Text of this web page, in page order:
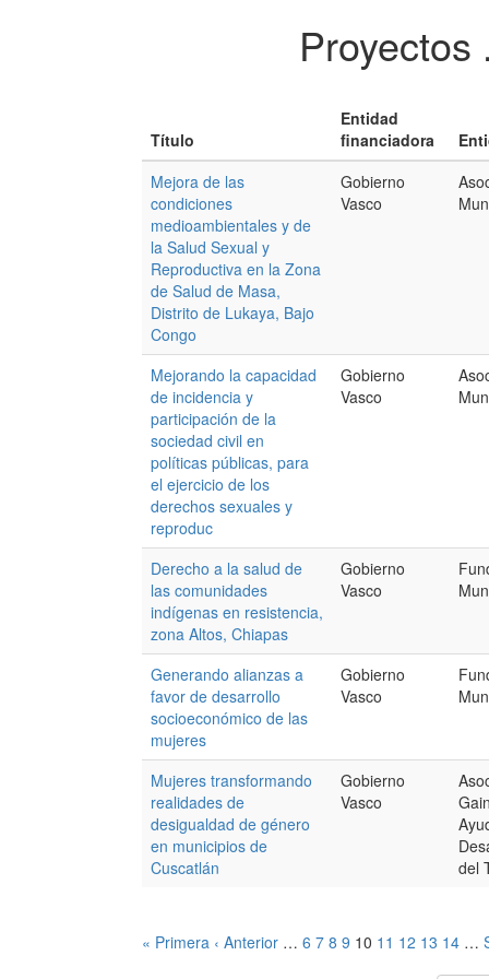
Título
Entidad
financiadora
Mejora de las
condiciones
medioambientales y de
la Salud Sexual y
Reproductiva en la Zona
de Salud de Masa,
Distrito de Lukaya, Bajo
Congo
Gobierno
Vasco
Mejorando la capacidad
de incidencia y
participación de la
sociedad civil en
políticas públicas, para
el ejercicio de los
derechos sexuales y
reproduc
Gobierno
Vasco
Derecho a la salud de
las comunidades
indígenas en resistencia,
zona Altos, Chiapas
Gobierno
Vasco
Generando alianzas a
favor de desarrollo
socioeconómico de las
mujeres
Gobierno
Vasco
Mujeres transformando
realidades de
desigualdad de género
en municipios de
Cuscatlán
Gobierno
Vasco
del
« Primera ‹ Anterior … 6 7 8 9 10 11 12 13 14 …